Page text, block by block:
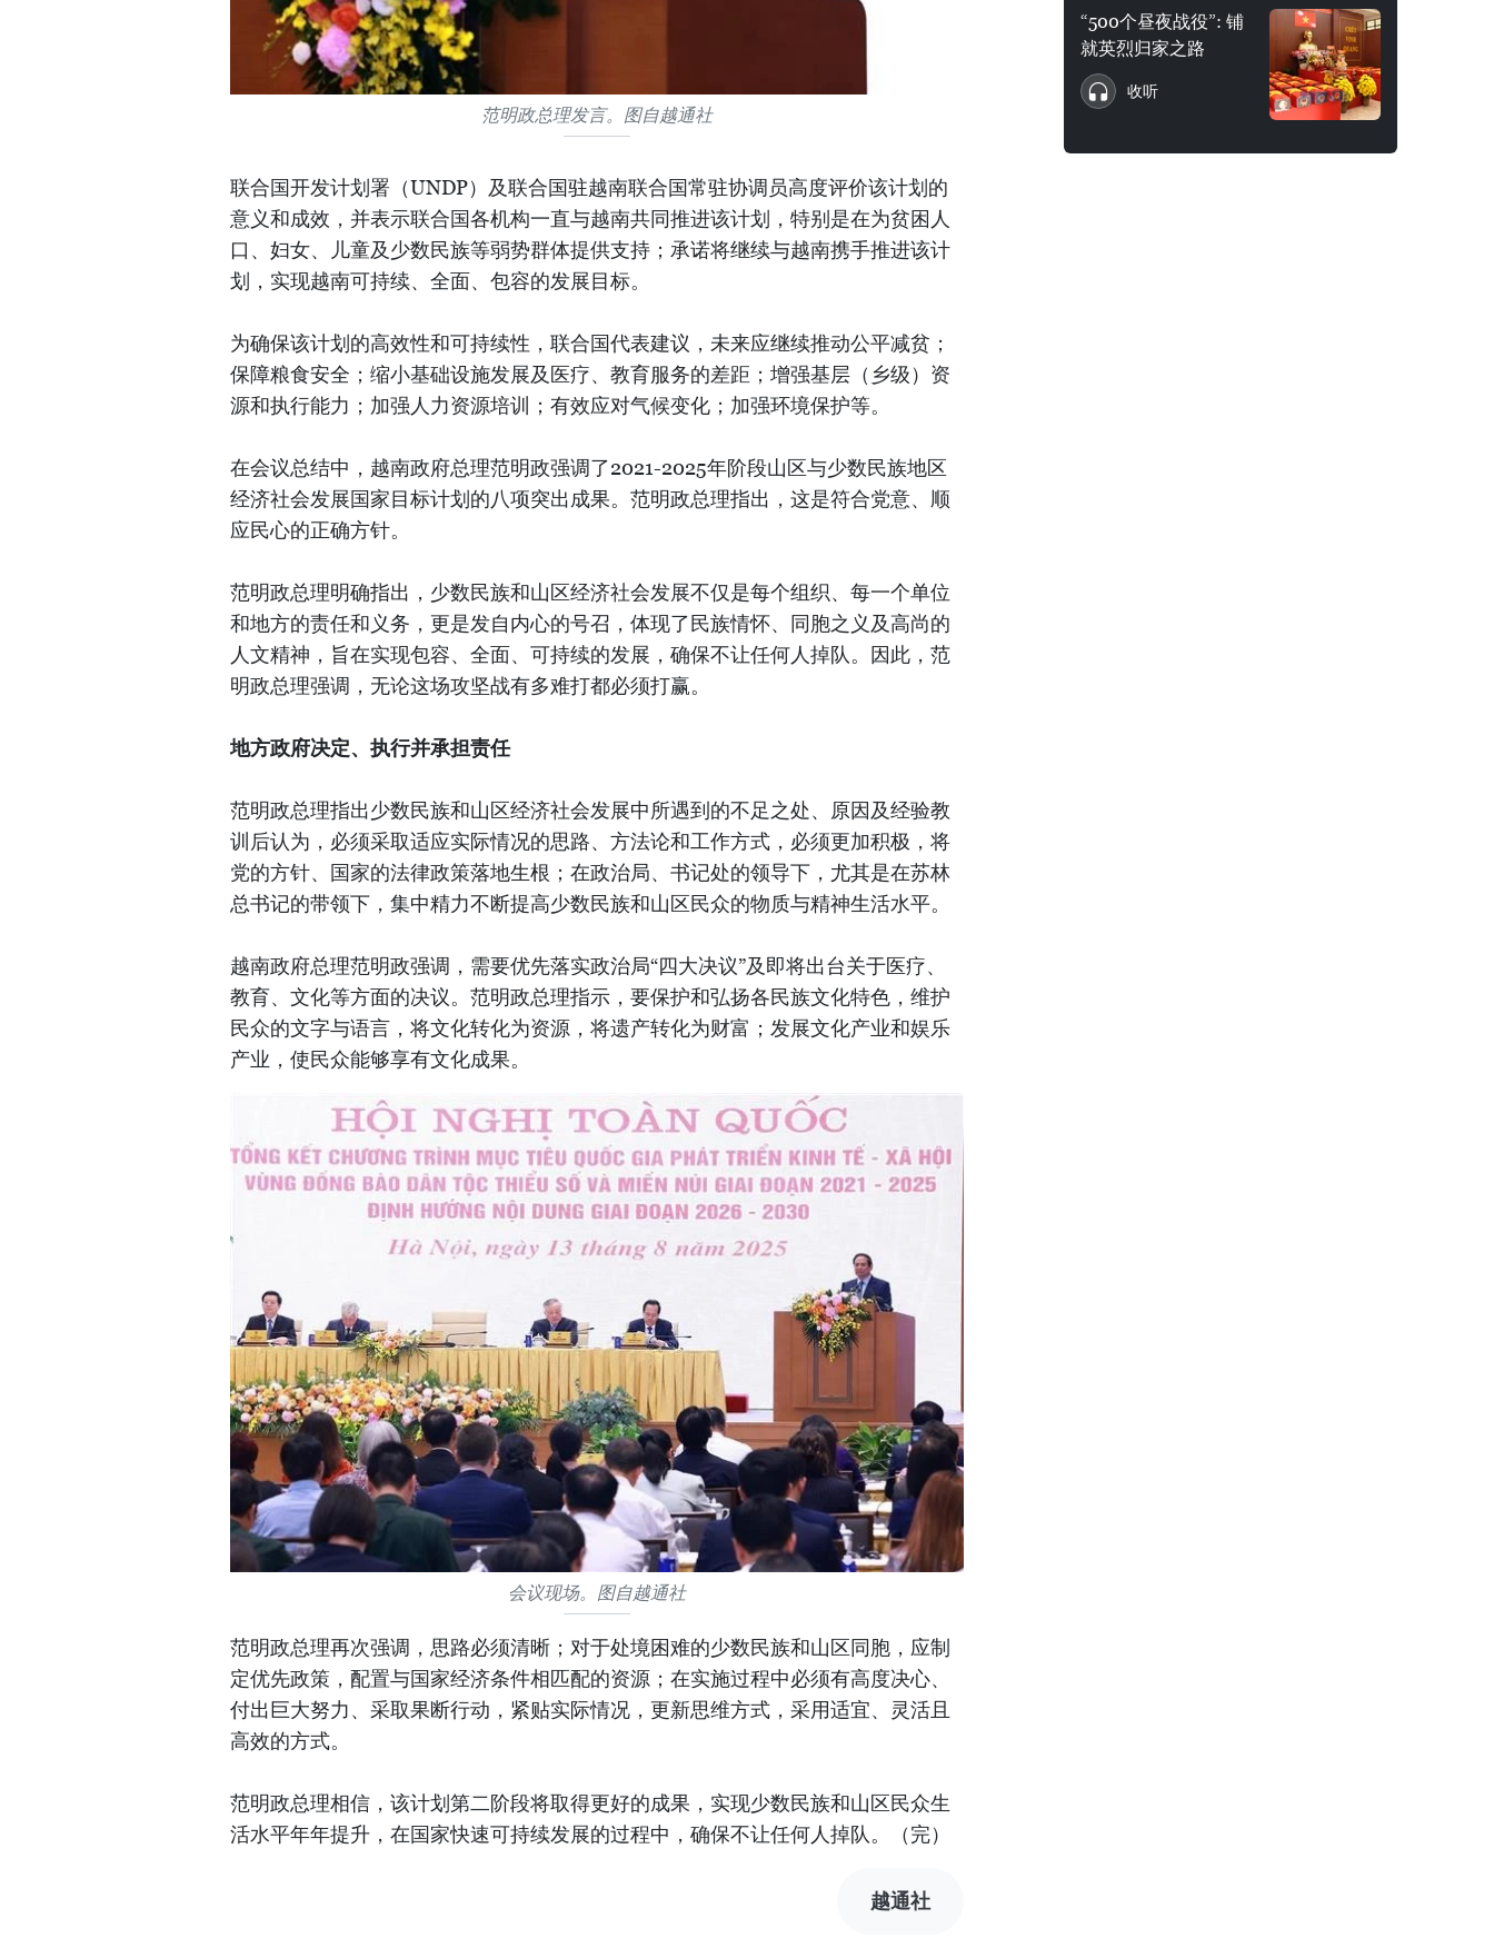
范明政总理发言。图自越通社
联合国开发计划署（UNDP）及联合国驻越南联合国常驻协调员高度评价该计划的
意义和成效，并表示联合国各机构一直与越南共同推进该计划，特别是在为贫困人
口、妇女、儿童及少数民族等弱势群体提供支持；承诺将继续与越南携手推进该计
划，实现越南可持续、全面、包容的发展目标。
为确保该计划的高效性和可持续性，联合国代表建议，未来应继续推动公平减贫；
保障粮食安全；缩小基础设施发展及医疗、教育服务的差距；增强基层（乡级）资
源和执行能力；加强人力资源培训；有效应对气候变化；加强环境保护等。
在会议总结中，越南政府总理范明政强调了2021-2025年阶段山区与少数民族地区
经济社会发展国家目标计划的八项突出成果。范明政总理指出，这是符合党意、顺
应民心的正确方针。
范明政总理明确指出，少数民族和山区经济社会发展不仅是每个组织、每一个单位
和地方的责任和义务，更是发自内心的号召，体现了民族情怀、同胞之义及高尚的
人文精神，旨在实现包容、全面、可持续的发展，确保不让任何人掉队。因此，范
明政总理强调，无论这场攻坚战有多难打都必须打赢。
地方政府决定、执行并承担责任
范明政总理指出少数民族和山区经济社会发展中所遇到的不足之处、原因及经验教
训后认为，必须采取适应实际情况的思路、方法论和工作方式，必须更加积极，将
党的方针、国家的法律政策落地生根；在政治局、书记处的领导下，尤其是在苏林
总书记的带领下，集中精力不断提高少数民族和山区民众的物质与精神生活水平。
越南政府总理范明政强调，需要优先落实政治局“四大决议”及即将出台关于医疗、
教育、文化等方面的决议。范明政总理指示，要保护和弘扬各民族文化特色，维护
民众的文字与语言，将文化转化为资源，将遗产转化为财富；发展文化产业和娱乐
产业，使民众能够享有文化成果。
会议现场。图自越通社
范明政总理再次强调，思路必须清晰；对于处境困难的少数民族和山区同胞，应制
定优先政策，配置与国家经济条件相匹配的资源；在实施过程中必须有高度决心、
付出巨大努力、采取果断行动，紧贴实际情况，更新思维方式，采用适宜、灵活且
高效的方式。
范明政总理相信，该计划第二阶段将取得更好的成果，实现少数民族和山区民众生
活水平年年提升，在国家快速可持续发展的过程中，确保不让任何人掉队。（完）
越通社
“500个昼夜战役”: 铺
就英烈归家之路
收听